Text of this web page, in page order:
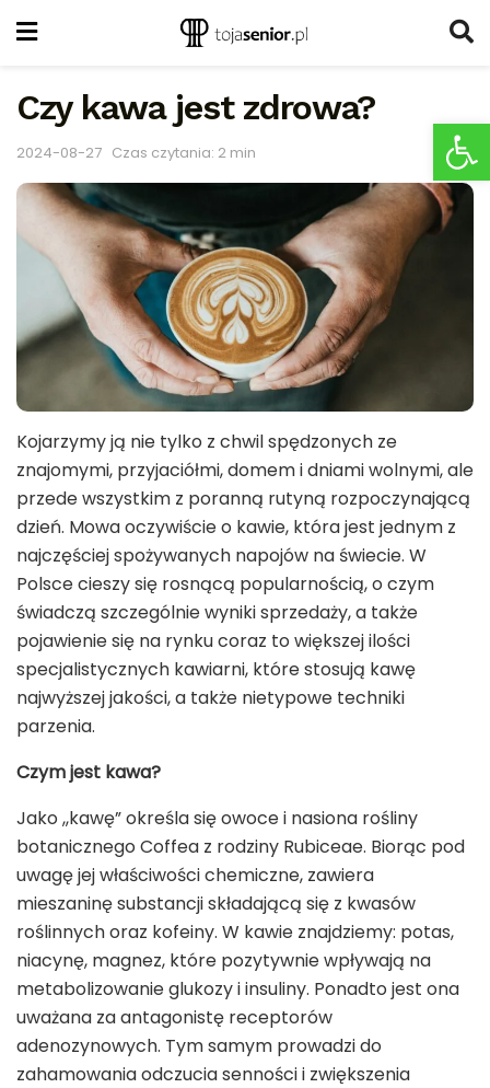
Czy kawa jest zdrowa?
2024-08-27 Czas czytania: 2 min AA
Kojarzymy ją nie tylko z chwil spędzonych ze
znajomymi, przyjaciółmi, domem i dniami wolnymi, ale
przede wszystkim z poranną rutyną rozpoczynającą
dzień. Mowa oczywiście o kawie, która jest jednym z
najczęściej spożywanych napojów na świecie. W
Polsce cieszy się rosnącą popularnością, o czym
świadczą szczególnie wyniki sprzedaży, a także
pojawienie się na rynku coraz to większej ilości
specjalistycznych kawiarni, które stosują kawę
najwyższej jakości, a także nietypowe techniki
parzenia.
Czym jest kawa?
Jako ,,kawę” określa się owoce i nasiona rośliny
botanicznego Coffea z rodziny Rubiceae. Biorąc pod
uwagę jej właściwości chemiczne, zawiera
mieszaninę substancji składającą się z kwasów
roślinnych oraz kofeiny. W kawie znajdziemy: potas,
niacynę, magnez, które pozytywnie wpływają na
metabolizowanie glukozy i insuliny. Ponadto jest ona
uważana za antagonistę receptorów
adenozynowych. Tym samym prowadzi do
zahamowania odczucia senności i zwiększenia